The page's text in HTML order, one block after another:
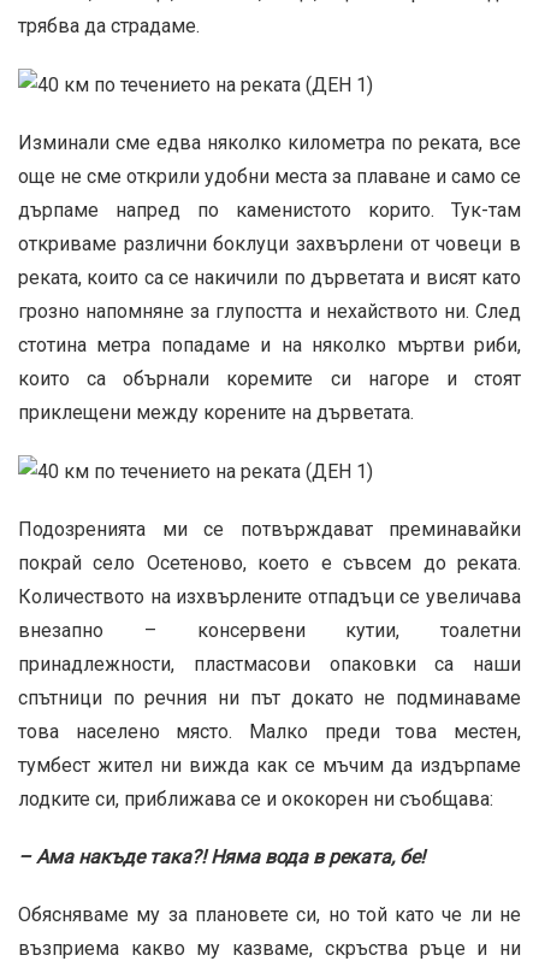
трябва да страдаме.
Изминали сме едва няколко километра по реката, все
още не сме открили удобни места за плаване и само се
дърпаме напред по каменистото корито. Тук-там
откриваме различни боклуци захвърлени от човеци в
реката, които са се накичили по дърветата и висят като
грозно напомняне за глупостта и нехайството ни. След
стотина метра попадаме и на няколко мъртви риби,
които са обърнали коремите си нагоре и стоят
приклещени между корените на дърветата.
Подозренията ми се потвърждават преминавайки
покрай село Осетеново, което е съвсем до реката.
Количеството на изхвърлените отпадъци се увеличава
внезапно – консервени кутии, тоалетни
принадлежности, пластмасови опаковки са наши
спътници по речния ни път докато не подминаваме
това населено място. Малко преди това местен,
тумбест жител ни вижда как се мъчим да издърпаме
лодките си, приближава се и ококорен ни съобщава:
– Ама накъде така?! Няма вода в реката, бе!
Обясняваме му за плановете си, но той като че ли не
възприема какво му казваме, скръства ръце и ни